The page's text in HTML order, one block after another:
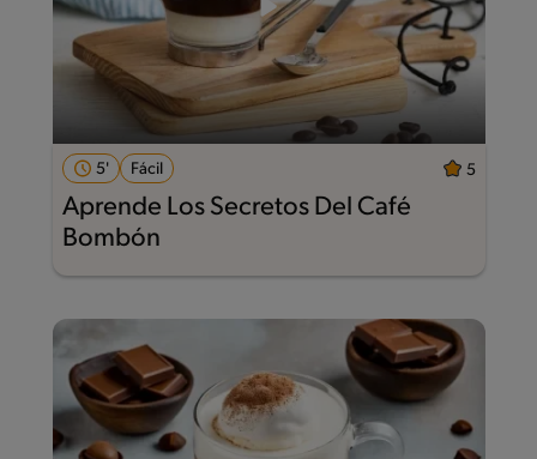
5' Fácil 5
Aprende Los Secretos Del Café
Bombón